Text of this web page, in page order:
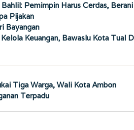
Pemimpin Harus Cerdas,
Pijakan
Bayangan
Keuangan, Bawaslu Kota Tual
Tiga Warga, Wali Kota Ambon
Terpadu